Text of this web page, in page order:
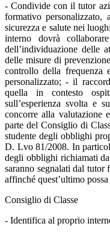
- Condivide con il tutor
formativo personalizzato,
sicurezza e salute nei
interno dovrà
dell’individuazione delle
delle misure di
controllo della frequenza
personalizzato; - il
quella in contesto
sull’esperienza svolta e
concorre alla valutazione
parte del Consiglio di
studente degli obblighi
D. Lvo 81/2008. In
degli obblighi richiamati
saranno segnalati dal tutor
affinché quest’ultimo
Consiglio di Classe
- Identifica al proprio